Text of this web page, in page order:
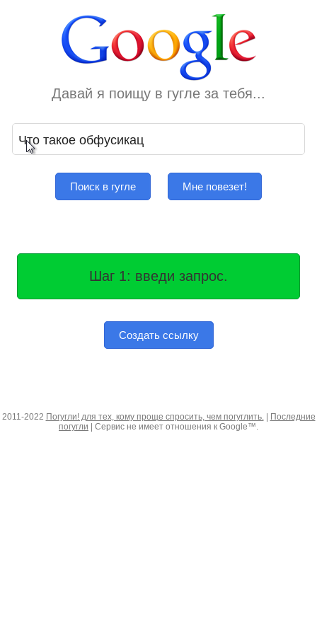
Давай я поищу в гугле за тебя...
Поиск в гугле Мне повезет!
Шаг 1: введи запрос.
Создать ссылку
2011-2022 Погугли! для тех, кому проще спросить, чем погуглить.|
Последние
погугли | Сервис не имеет отношения к Google™.